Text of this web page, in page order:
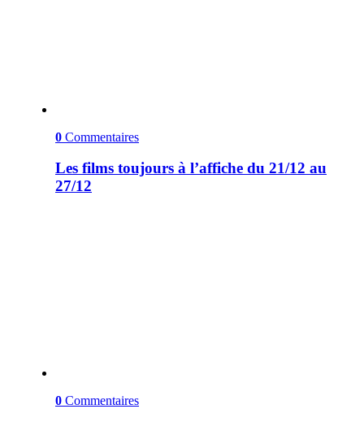
0 Commentaires
Les films toujours à l’affiche du 21/12 au
27/12
0 Commentaires